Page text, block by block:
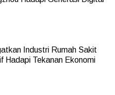
Industri Rumah Sakit
Hadapi Tekanan Ekonomi